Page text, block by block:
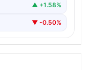
▲ +1.58%
▼ -0.50%